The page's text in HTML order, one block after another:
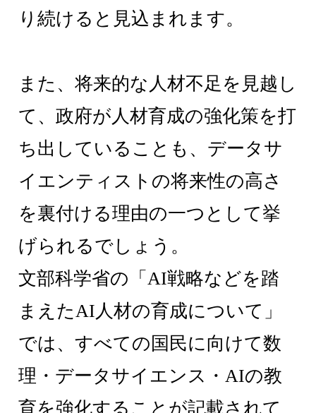
り続けると見込まれます。
また、将来的な人材不足を見越し
て、政府が人材育成の強化策を打
ち出していることも、データサ
イエンティストの将来性の高さ
を裏付ける理由の一つとして挙
げられるでしょう。
文部科学省の「AI戦略などを踏
まえたAI人材の育成について」
では、すべての国民に向けて数
理・データサイエンス・AIの教
育を強化することが記載されて